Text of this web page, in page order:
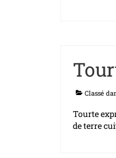
Classé
Tourte
de terre